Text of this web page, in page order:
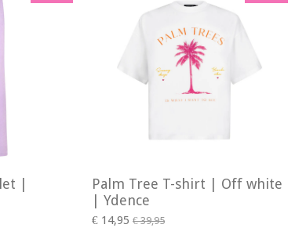
|
Palm Tree T-shirt | Off white
| Ydence
€ 14,95 € 39,95